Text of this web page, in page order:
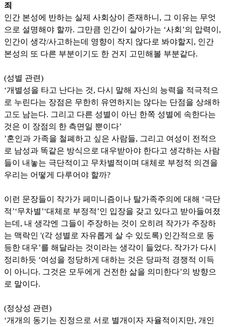
죄
인간 본성에 반하는 실제 사회상이 존재하니, 그 이유는 무엇
으로 설명해야 할까. 그만큼 인간이 살아가는 ‘사회’의 압력이,
인간이 생각/사고하는데 영향이 작지 않다로 봐야할지, 인간
본성의 또 다른 부분이기도 한 건지 고민해볼 부분같다.
(성별 관련)
‘개별성을 타고 난다는 것, 다시 말해 자신의 능력을 적극적으
로 누린다는 장점은 무한히 유연하지는 않다는 단점을 상쇄하
고도 남는다. 그리고 다른 성별이 아닌 한쪽 성별에 속한다는
것은 이 장점의 한 측면일 뿐이다’
’혼인과 가족을 철폐하고 싶은 사람들, 그리고 여성이 전적으
로 남성과 똑같은 방식으로 대우받아야 한다고 생각하는 사람
들이 내놓는 극단적이고 무차별적이며 대체로 부정적 의견을
우리는 어떻게 다루어야 할까?
이런 문장들이 작가가 페미니즘이나 탈가족주의에 대해 ‘극단
적’‘무차별’‘대체로 부정적’인 입장을 갖고 있다고 받아들여졌
는데, 내 생각엔 그들이 주장하는 것이 오히려 작가가 주장하
는 맥락인 '(각 성별로 자유롭게 살 수 있도록) 인간적으로 동
등한 대우’를 해달라는 것이라는 생각이 들었다. 작가가 다시
정리하듯 ‘여성을 정당하게 대하는 것은 당파적 경쟁적 이득
이 아니다. 그것은 모두에게 건전한 삶을 의미한다’의 방향으
로 말이다.
(정상성 관련)
‘개개의 동기는 진정으로 서로 별개이자 자율적이지만, 개인